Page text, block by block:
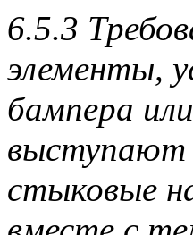
6.5.3
элементы,
бампера
выступают
стыковые